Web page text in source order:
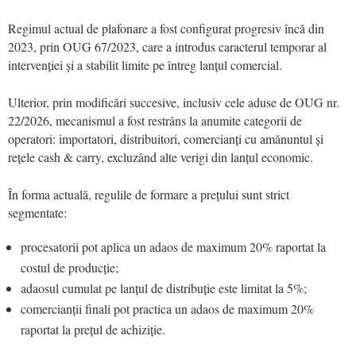
Regimul actual de plafonare a fost configurat progresiv încă din
2023, prin OUG 67/2023, care a introdus caracterul temporar al
intervenției și a stabilit limite pe întreg lanțul comercial.
Ulterior, prin modificări succesive, inclusiv cele aduse de OUG nr.
22/2026, mecanismul a fost restrâns la anumite categorii de
operatori: importatori, distribuitori, comercianți cu amănuntul și
rețele cash & carry, excluzând alte verigi din lanțul economic.
În forma actuală, regulile de formare a prețului sunt strict
segmentate:
procesatorii pot aplica un adaos de maximum 20% raportat la
costul de producție;
adaosul cumulat pe lanțul de distribuție este limitat la 5%;
comercianții finali pot practica un adaos de maximum 20%
raportat la prețul de achiziție.